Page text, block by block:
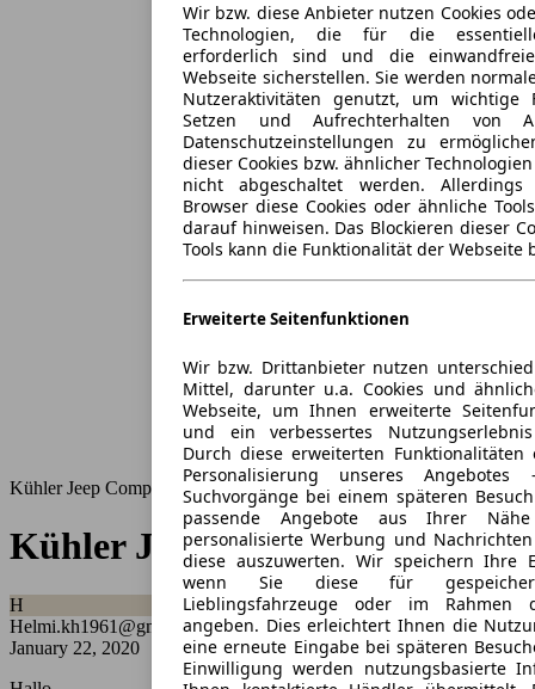
Kühler Jeep Compass
Kühler Jeep Compass
H
Helmi.kh1961@gmail.com
January 22, 2020
Wir bzw. diese Anbieter nutzen Cookies
Technologien, die für die
erforderlich sind und die
Webseite sicherstellen. Sie werden
Nutzeraktivitäten genutzt, um wichtige
Setzen und Aufrechterhalten von
Datenschutzeinstellungen zu
dieser Cookies bzw. ähnlicher
nicht abgeschaltet werden. Allerdings
Browser diese Cookies oder ähnliche
darauf hinweisen. Das Blockieren dieser
Tools kann die Funktionalität der Webseite
Erweiterte Seitenfunktionen
Wir bzw. Drittanbieter nutzen
Mittel, darunter u.a. Cookies und
Webseite, um Ihnen erweiterte
und ein verbessertes
Durch diese erweiterten
Personalisierung unseres
Suchvorgänge bei einem späteren
passende Angebote aus Ihrer
personalisierte Werbung und
diese auszuwerten. Wir speichern Ihre
wenn Sie diese für
Lieblingsfahrzeuge oder im Rahmen
angeben. Dies erleichtert Ihnen die
eine erneute Eingabe bei späteren
Einwilligung werden nutzungsbasierte